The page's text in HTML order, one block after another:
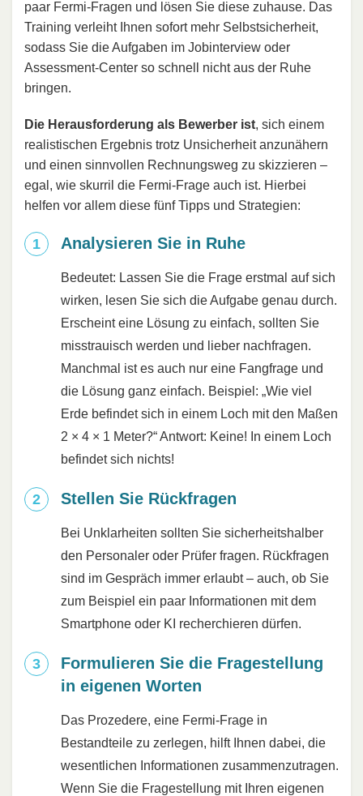
paar Fermi-Fragen und lösen Sie diese zuhause. Das
Training verleiht Ihnen sofort mehr Selbstsicherheit,
sodass Sie die Aufgaben im Jobinterview oder
Assessment-Center so schnell nicht aus der Ruhe
bringen.
Die Herausforderung als Bewerber ist, sich einem
realistischen Ergebnis trotz Unsicherheit anzunähern
und einen sinnvollen Rechnungsweg zu skizzieren –
egal, wie skurril die Fermi-Frage auch ist. Hierbei
helfen vor allem diese fünf Tipps und Strategien:
Analysieren Sie in Ruhe
Bedeutet: Lassen Sie die Frage erstmal auf sich
wirken, lesen Sie sich die Aufgabe genau durch.
Erscheint eine Lösung zu einfach, sollten Sie
misstrauisch werden und lieber nachfragen.
Manchmal ist es auch nur eine Fangfrage und
die Lösung ganz einfach. Beispiel: „Wie viel
Erde befindet sich in einem Loch mit den Maßen
2 × 4 × 1 Meter?“ Antwort: Keine! In einem Loch
befindet sich nichts!
Stellen Sie Rückfragen
Bei Unklarheiten sollten Sie sicherheitshalber
den Personaler oder Prüfer fragen. Rückfragen
sind im Gespräch immer erlaubt – auch, ob Sie
zum Beispiel ein paar Informationen mit dem
Smartphone oder KI recherchieren dürfen.
Formulieren Sie die Fragestellung
in eigenen Worten
Das Prozedere, eine Fermi-Frage in
Bestandteile zu zerlegen, hilft Ihnen dabei, die
wesentlichen Informationen zusammenzutragen.
Wenn Sie die Fragestellung mit Ihren eigenen